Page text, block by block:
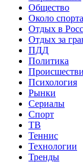
Общество
Около спорта
Отдых в
Отдых за
ПДД
Политика
Психология
Рынки
Сериалы
Спорт
ТВ
Теннис
Технологии
Тренды